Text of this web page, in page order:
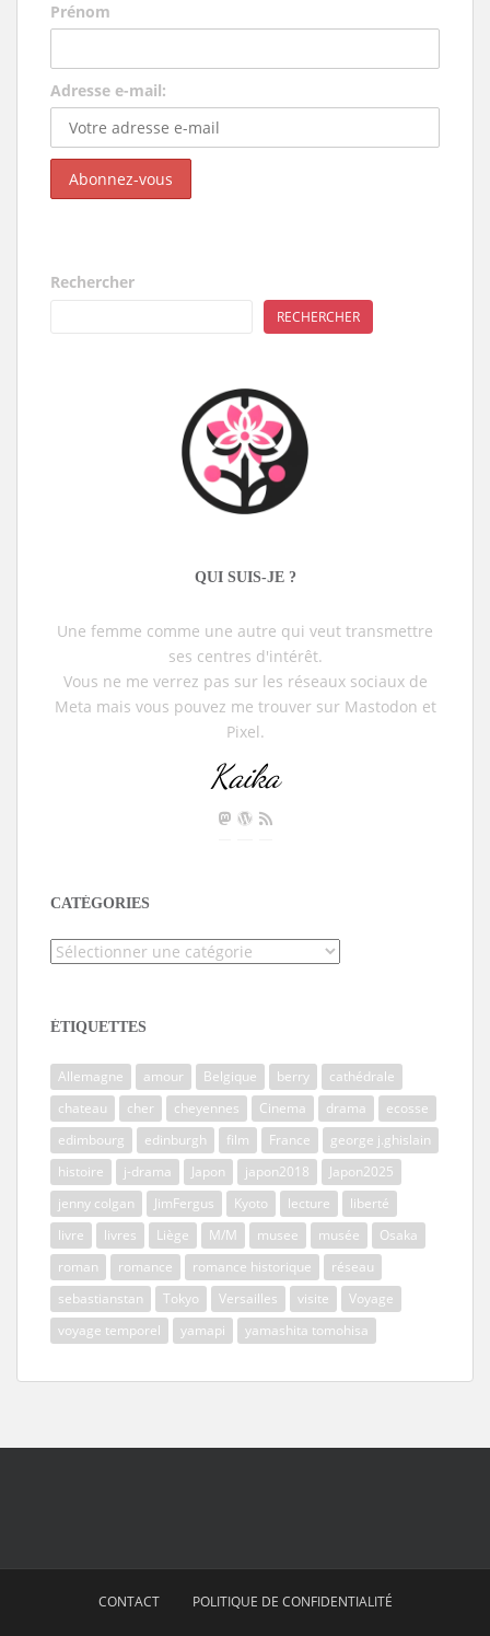
Prénom
Adresse e-mail:
Rechercher
RECHERCHER
QUI SUIS-JE ?
Une femme comme une autre qui veut transmettre
ses centres d'intérêt.
Vous ne me verrez pas sur les réseaux sociaux de
Meta mais vous pouvez me trouver sur Mastodon et
Pixel.
Kaika
CATÉGORIES
Catégories
ÉTIQUETTES
Allemagne amour Belgique berry
cathédrale
chateau
cher cheyennes Cinema drama
ecosse
edimbourg
edinburgh film France
george j.ghislain
histoire
j-drama Japon japon2018
Japon2025
jenny colgan
JimFergus Kyoto lecture
liberté
livre
livres Liège M/M musee musée
Osaka
roman
romance romance historique
réseau
sebastianstan
Tokyo Versailles visite
Voyage
voyage temporel
yamapi yamashita tomohisa
CONTACT POLITIQUE DE CONFIDENTIALITÉ